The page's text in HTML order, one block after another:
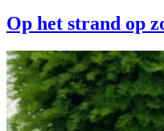
Op het strand op